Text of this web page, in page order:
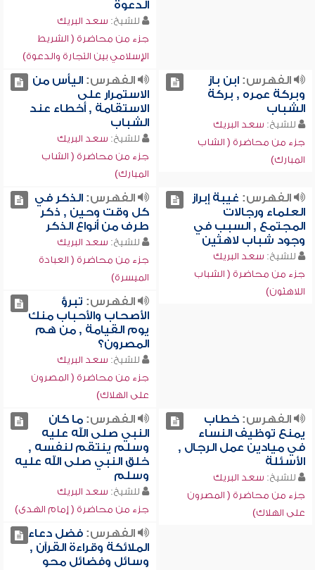
الدعوة
للشيخ: سعد البريك
جزء من محاضرة ( الشريط
الإسلامي بين التجارة والدعوة)
الفهرس:ابن باز
وبركة عمره , بركة
الشباب
للشيخ: سعد البريك
جزء من محاضرة ( الشاب
المبارك)
الفهرس:اليأس من
الاستمرار على
الاستقامة , أخطاء عند
الشباب
للشيخ: سعد البريك
جزء من محاضرة ( الشاب
المبارك)
الفهرس: غيبة إبراز
العلماء ورجالات
المجتمع , السبب في
وجود شباب لاهثين
للشيخ: سعد البريك
جزء من محاضرة ( الشباب
اللاهثون)
الفهرس:الذكر في
كل وقت وحين , ذكر
طرف من أنواع الذكر
للشيخ: سعد البريك
جزء من محاضرة ( العبادة
الميسرة)
الفهرس: تبرؤ
الأصحاب والأحباب منك
يوم القيامة , من هم
المصرون؟
للشيخ: سعد البريك
جزء من محاضرة ( المصرون
على الهلاك)
الفهرس:خطاب
يمنع توظيف النساء
في ميادين عمل الرجال ,
الأسئلة
للشيخ: سعد البريك
جزء من محاضرة ( المصرون
على الهلاك)
الفهرس:ما كان
النبي صلى الله عليه
وسلم ينتقم لنفسه ,
خلق النبي صلى الله عليه
وسلم
للشيخ: سعد البريك
جزء من محاضرة ( إمام الهدى)
الفهرس:فضل دعاء
الملائكة وقراءة القرآن ,
وسائل وفضائل محو